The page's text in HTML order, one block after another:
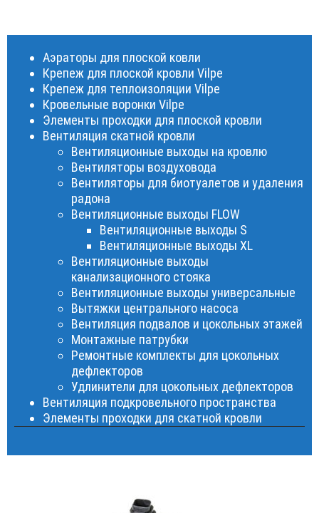
Аэраторы для плоской ковли
Крепеж для плоской кровли Vilpe
Крепеж для теплоизоляции Vilpe
Кровельные воронки Vilpe
Элементы проходки для плоской кровли
Вентиляция скатной кровли
Вентиляционные выходы на кровлю
Вентиляторы воздуховода
Вентиляторы для биотуалетов и удаления
радона
Вентиляционные выходы FLOW
Вентиляционные выходы S
Вентиляционные выходы XL
Вентиляционные выходы
канализационного стояка
Вентиляционные выходы универсальные
Вытяжки центрального насоса
Вентиляция подвалов и цокольных этажей
Монтажные патрубки
Ремонтные комплекты для цокольных
дефлекторов
Удлинители для цокольных дефлекторов
Вентиляция подкровельного пространства
Элементы проходки для скатной кровли